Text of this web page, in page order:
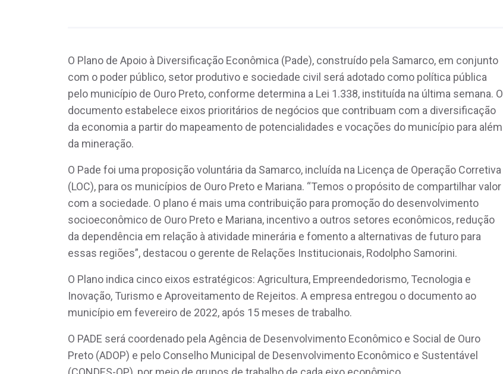
O Plano de Apoio à Diversificação Econômica (Pade), construído pela Samarco, em conjunto
com o poder público, setor produtivo e sociedade civil será adotado como política pública
pelo município de Ouro Preto, conforme determina a Lei 1.338, instituída na última semana. O
documento estabelece eixos prioritários de negócios que contribuam com a diversificação
da economia a partir do mapeamento de potencialidades e vocações do município para além
da mineração.
O Pade foi uma proposição voluntária da Samarco, incluída na Licença de Operação Corretiva
(LOC), para os municípios de Ouro Preto e Mariana. “Temos o propósito de compartilhar valor
com a sociedade. O plano é mais uma contribuição para promoção do desenvolvimento
socioeconômico de Ouro Preto e Mariana, incentivo a outros setores econômicos, redução
da dependência em relação à atividade minerária e fomento a alternativas de futuro para
essas regiões”, destacou o gerente de Relações Institucionais, Rodolpho Samorini.
O Plano indica cinco eixos estratégicos: Agricultura, Empreendedorismo, Tecnologia e
Inovação, Turismo e Aproveitamento de Rejeitos. A empresa entregou o documento ao
município em fevereiro de 2022, após 15 meses de trabalho.
O PADE será coordenado pela Agência de Desenvolvimento Econômico e Social de Ouro
Preto (ADOP) e pelo Conselho Municipal de Desenvolvimento Econômico e Sustentável